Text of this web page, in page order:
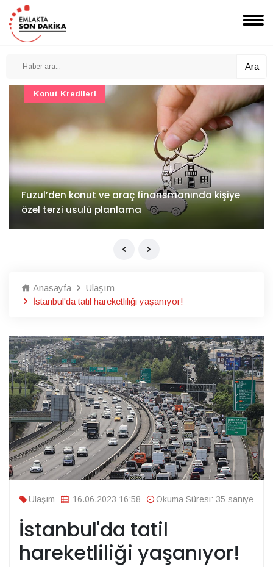
Ara
İv Kandilli'de yaşam yakında başlıyor
Konut Projeleri
Anasayfa
Ulaşım
İstanbul'da tatil hareketliliği yaşanıyor!
Ulaşım 16.06.2023 16:58 Okuma Süresi: 35 saniye
İstanbul'da tatil
hareketliliği yaşanıyor!